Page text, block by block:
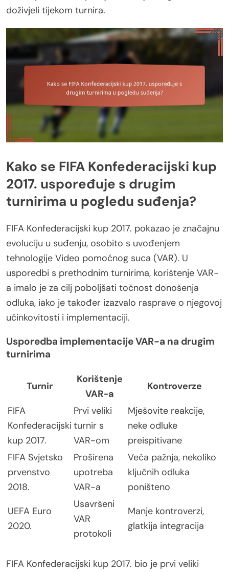
doživjeli tijekom turnira.
Kako se FIFA Konfederacijski kup
2017. uspoređuje s drugim
turnirima u pogledu suđenja?
FIFA Konfederacijski kup 2017. pokazao je značajnu
evoluciju u suđenju, osobito s uvođenjem
tehnologije Video pomoćnog suca (VAR). U
usporedbi s prethodnim turnirima, korištenje VAR-
a imalo je za cilj poboljšati točnost donošenja
odluka, iako je također izazvalo rasprave o njegovoj
učinkovitosti i implementaciji.
Usporedba implementacije VAR-a na drugim
turnirima
Turnir
Korištenje
VAR-a
Kontroverze
FIFA
Konfederacijski
kup 2017.
Prvi veliki
turnir s
VAR-om
Mješovite reakcije,
neke odluke
preispitivane
FIFA Svjetsko
prvenstvo
2018.
Proširena
upotreba
VAR-a
Veća pažnja, nekoliko
ključnih odluka
poništeno
UEFA Euro
2020.
Usavršeni
VAR
protokoli
Manje kontroverzi,
glatkija integracija
FIFA Konfederacijski kup 2017. bio je prvi veliki